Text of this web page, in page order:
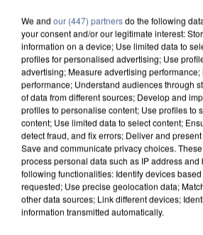
We and our (447) partnersdo the following
your consent and/or our legitimate interest:
information on a device; Use limited data to
profiles for personalised advertising; Use
advertising; Measure advertising
performance; Understand audiences through
of data from different sources; Develop and
profiles to personalise content; Use profiles to
content; Use limited data to select content;
detect fraud, and fix errors; Deliver and
Save and communicate privacy choices.
process personal data such as IP address and
following functionalities: Identify devices
requested; Use precise geolocation data;
other data sources; Link different devices;
information transmitted automatically.